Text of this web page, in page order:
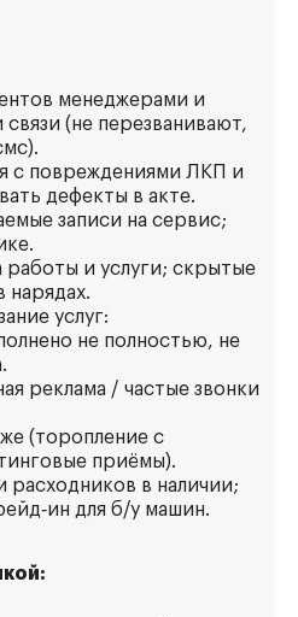
менеджерами и
(не перезванивают,
с повреждениями ЛКП и
дефекты в акте.
записи на сервис;
и услуги; скрытые
нарядах.
услуг:
не полностью, не
реклама / частые звонки
(торопление с
приёмы).
расходников в наличии;
для б/у машин.